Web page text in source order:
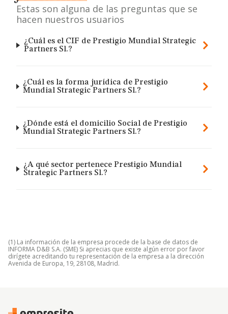
Estas son alguna de las preguntas que se
hacen nuestros usuarios
¿Cuál es el CIF de Prestigio Mundial Strategic
Partners Sl.?
¿Cuál es la forma jurídica de Prestigio
Mundial Strategic Partners Sl.?
¿Dónde está el domicilio Social de Prestigio
Mundial Strategic Partners Sl.?
¿A qué sector pertenece Prestigio Mundial
Strategic Partners Sl.?
(1) La información de la empresa procede de la base de datos de
INFORMA D&B S.A. (SME) Si aprecias que existe algún error por favor
dirígete acreditando tu representación de la empresa a la dirección
Avenida de Europa, 19, 28108, Madrid.